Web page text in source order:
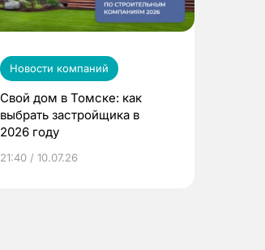
Новости компаний
Свой дом в Томске: как
выбрать застройщика в
2026 году
21:40 / 10.07.26